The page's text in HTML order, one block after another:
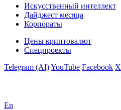
Искусственный интеллект
Дайджест месяца
Корпораты
Цены криптовалют
Спецпроекты
Telegram (AI)YouTube Facebook X
En